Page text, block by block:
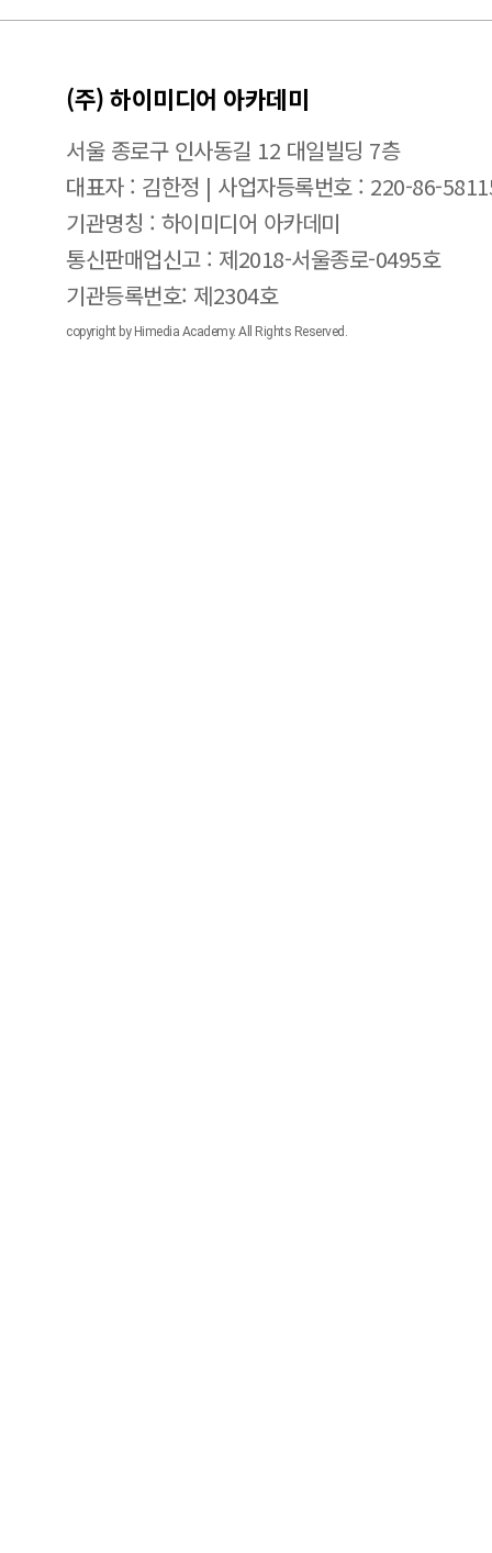
(주) 하이미디어 아카데미
서울 종로구 인사동길 12 대일빌딩 7층
대표자 : 김한정 | 사업자등록번호 : 220-86-
기관명칭 : 하이미디어 아카데미
통신판매업신고 : 제2018-서울종로-0495호
기관등록번호: 제2304호
copyright by Himedia Academy. All Rights Reserved.